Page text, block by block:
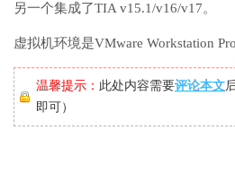
另一个集成了TIA v15.1/v16/v17。
虚拟机环境是VMware Workstation
温馨提示： 此处内容需要评论本文
即可）